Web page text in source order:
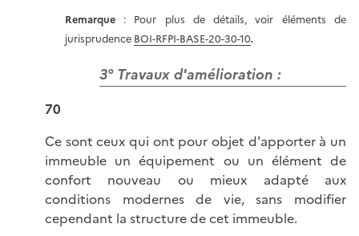
Remarque : Pour plus de détails, voir éléments de
jurisprudence BOI-RFPI-BASE-20-30-10.
3° Travaux d'amélioration :
70
Ce sont ceux qui ont pour objet d'apporter à un
immeuble un équipement ou un élément de
confort nouveau ou mieux adapté aux
conditions modernes de vie, sans modifier
cependant la structure de cet immeuble.